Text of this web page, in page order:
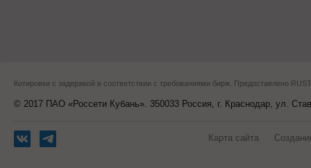
Котировки с задержкой в соответствии с требованиями бирж. Предоставлено
© 2017 ПАО «Россети Кубань». 350033 Россия, г. Краснодар, ул.
Карта сайта